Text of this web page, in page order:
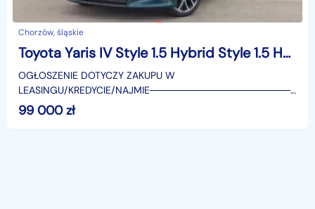
Chorzów, śląskie
Toyota Yaris IV Style 1.5 Hybrid Style 1.5 Hybrid 116KM | Podgrzewane fotele!
OGŁOSZENIE DOTYCZY ZAKUPU W
LEASINGU/KREDYCIE/
SUPERAUTO.PL?✔ Lider ryn
99 000zł